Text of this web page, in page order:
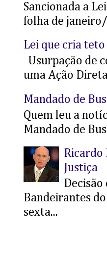
Sancionada a
folha de
Lei que cria
Usurpação de
uma Ação
Mandado de
Quem leu a
Mandado de
Ricardo
Justiça
Decisão
Bandeirantes
sexta...